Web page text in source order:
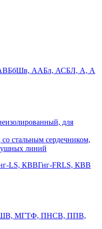
ААБл, АСБЛ, А, А
для
стальным сердечником,
линий
LS, КВВГнг-FRLS, КВВ
МГТФ, ПНСВ, ППВ,